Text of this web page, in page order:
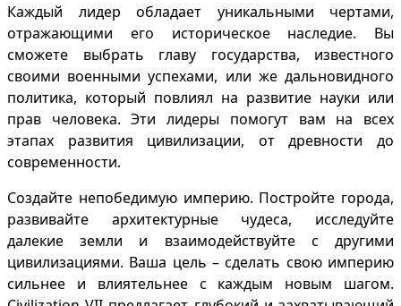
Каждый лидер обладает уникальными чертами,
отражающими его историческое наследие. Вы
сможете выбрать главу государства, известного
своими военными успехами, или же дальновидного
политика, который повлиял на развитие науки или
прав человека. Эти лидеры помогут вам на всех
этапах развития цивилизации, от древности до
современности.
Создайте непобедимую империю. Постройте города,
развивайте архитектурные чудеса, исследуйте
далекие земли и взаимодействуйте с другими
цивилизациями. Ваша цель – сделать свою империю
сильнее и влиятельнее с каждым новым шагом.